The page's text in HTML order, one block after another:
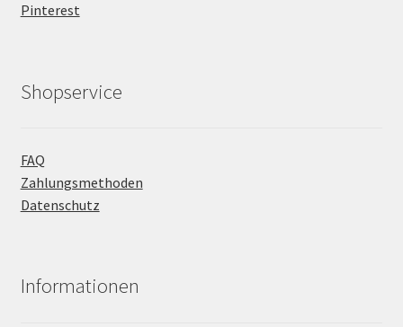
Pinterest
Shopservice
FAQ
Zahlungsmethoden
Datenschutz
Informationen